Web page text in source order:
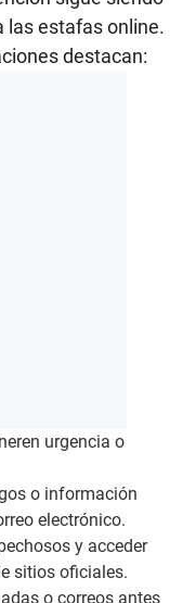
las estafas online.
destacan:
urgencia o
o información
electrónico.
y acceder
sitios oficiales.
o correos antes